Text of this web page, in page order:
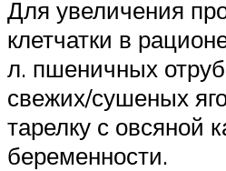
Для увеличения
клетчатки в
л. пшеничных
свежих/сушеных
тарелку с овсяной
беременности.